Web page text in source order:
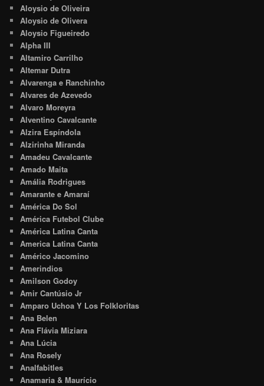
Aloysio de Oliveira
Aloysio de Olivera
Aloysio Figueiredo
Alpha III
Altamiro Carrilho
Altemar Dutra
Alvarenga e Ranchinho
Alvares de Azevedo
Alvaro Moreyra
Alventino Cavalcante
Alzira Espíndola
Alzirinha Miranda
Amadeu Cavalcante
Amado Maita
Amália Rodrigues
Amarante e Amaraí
América Do Sol
América Futebol Clube
América Latina Canta
America Latina Canta
Américo Jacomino
Amerindios
Amilson Godoy
Amir Cantúsio Jr
Amparo Uchoa Y Los Folkloritas
Ana Belen
Ana Flávia Miziara
Ana Lúcia
Ana Rosely
Analfabitles
Anamaria & Maurício